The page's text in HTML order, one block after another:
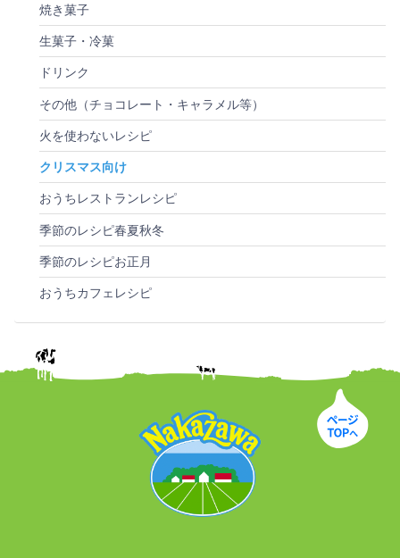
焼き菓子
生菓子・冷菓
ドリンク
その他（チョコレート・キャラメル等）
火を使わないレシピ
クリスマス向け
おうちレストランレシピ
季節のレシピ春夏秋冬
季節のレシピお正月
おうちカフェレシピ